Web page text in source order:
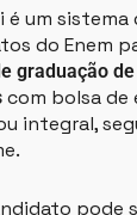
é um sistema
do Enem
graduação
com bolsa de
integral,
pode